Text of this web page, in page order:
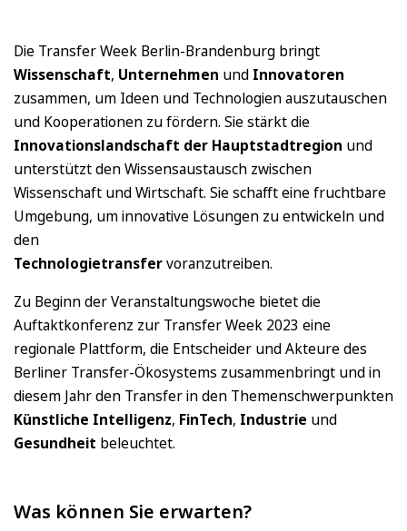
Die Transfer Week Berlin-Brandenburg bringt
Wissenschaft, Unternehmen und Innovatoren
zusammen, um Ideen und Technologien auszutauschen
und Kooperationen zu fördern. Sie stärkt die
Innovationslandschaft der Hauptstadtregion und
unterstützt den Wissensaustausch zwischen
Wissenschaft und Wirtschaft. Sie schafft eine fruchtbare
Umgebung, um innovative Lösungen zu entwickeln und
den
Technologietransfervoranzutreiben.
Zu Beginn der Veranstaltungswoche bietet die
Auftaktkonferenz zur Transfer Week 2023 eine
regionale Plattform, die Entscheider und Akteure des
Berliner Transfer-Ökosystems zusammenbringt und in
diesem Jahr den Transfer in den Themenschwerpunkten
Künstliche Intelligenz, FinTech, Industrie und
Gesundheit beleuchtet.
Was können Sie erwarten?